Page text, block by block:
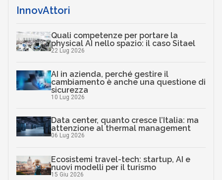
InnovAttori
Quali competenze per portare la
physical AI nello spazio: il caso Sitael
22 Lug 2026
AI in azienda, perché gestire il
cambiamento è anche una questione di
sicurezza
10 Lug 2026
Data center, quanto cresce l’Italia: ma
attenzione al thermal management
06 Lug 2026
Ecosistemi travel-tech: startup, AI e
nuovi modelli per il turismo
15 Giu 2026